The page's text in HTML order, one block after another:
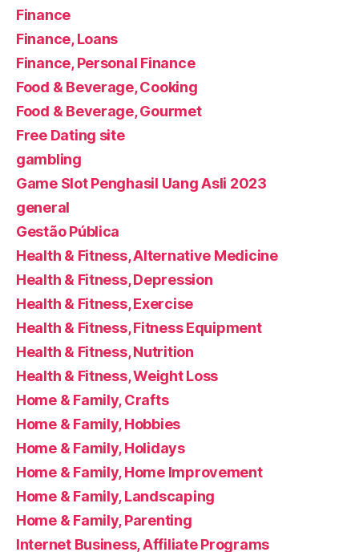
Finance
Finance, Loans
Finance, Personal Finance
Food & Beverage, Cooking
Food & Beverage, Gourmet
Free Dating site
gambling
Game Slot Penghasil Uang Asli 2023
general
Gestão Pública
Health & Fitness, Alternative Medicine
Health & Fitness, Depression
Health & Fitness, Exercise
Health & Fitness, Fitness Equipment
Health & Fitness, Nutrition
Health & Fitness, Weight Loss
Home & Family, Crafts
Home & Family, Hobbies
Home & Family, Holidays
Home & Family, Home Improvement
Home & Family, Landscaping
Home & Family, Parenting
Internet Business, Affiliate Programs